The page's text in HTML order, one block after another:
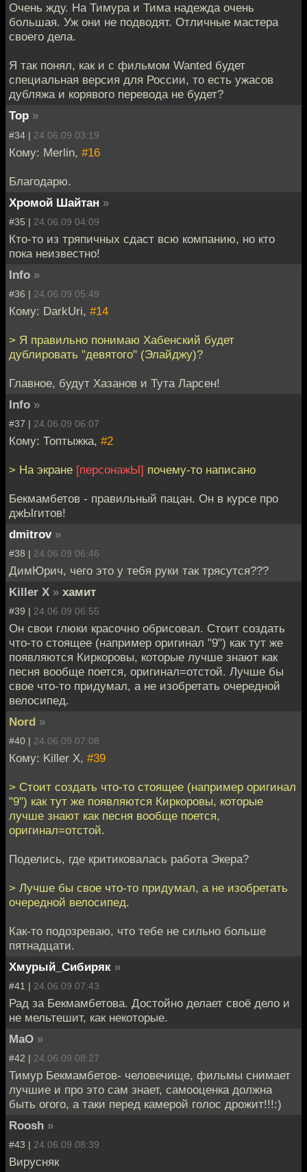
Очень жду. На Тимура и Тима надежда очень
большая. Уж они не подводят. Отличные мастера
своего дела.
Я так понял, как и с фильмом Wanted будет
специальная версия для России, то есть ужасов
дубляжа и корявого перевода не будет?
Тор »
#34 | 24.06.09 03:19
Кому: Merlin, #16
Благодарю.
Хромой Шайтан »
#35 | 24.06.09 04:09
Кто-то из тряпичных сдаст всю компанию, но кто
пока неизвестно!
Info »
#36 | 24.06.09 05:49
Кому: DarkUri, #14
> Я правильно понимаю Хабенский будет
дублировать "девятого" (Элайджу)?
Главное, будут Хазанов и Тута Ларсен!
Info »
#37 | 24.06.09 06:07
Кому: Топтыжка, #2
> На экране [персонажЫ] почему-то написано
Бекмамбетов - правильный пацан. Он в курсе про
джЫгитов!
dmitrov »
#38 | 24.06.09 06:46
ДимЮрич, чего это у тебя руки так трясутся???
Killer X » хамит
#39 | 24.06.09 06:55
Он свои глюки красочно обрисовал. Стоит создать
что-то стоящее (например оригинал "9") как тут же
появляются Киркоровы, которые лучше знают как
песня вообще поется, оригинал=отстой. Лучше бы
свое что-то придумал, а не изобретать очередной
велосипед.
Nord »
#40 | 24.06.09 07:08
Кому: Killer X, #39
> Стоит создать что-то стоящее (например оригинал
"9") как тут же появляются Киркоровы, которые
лучше знают как песня вообще поется,
оригинал=отстой.
Поделись, где критиковалась работа Экера?
> Лучше бы свое что-то придумал, а не изобретать
очередной велосипед.
Как-то подозреваю, что тебе не сильно больше
пятнадцати.
Хмурый_Сибиряк »
#41 | 24.06.09 07:43
Рад за Бекмамбетова. Достойно делает своё дело и
не мельтешит, как некоторые.
MaO »
#42 | 24.06.09 08:27
Тимур Бекмамбетов- человечище, фильмы снимает
лучшие и про это сам знает, самооценка должна
быть огого, а таки перед камерой голос дрожит!!!:)
Roosh »
#43 | 24.06.09 08:39
Вирусняк